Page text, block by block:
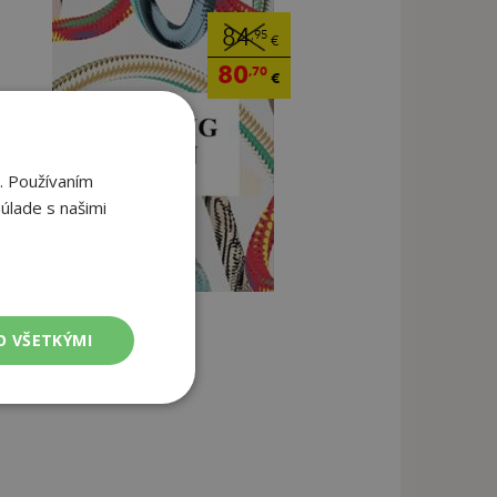
84,95€
80,70€
s našimi
VŠETKÝMI